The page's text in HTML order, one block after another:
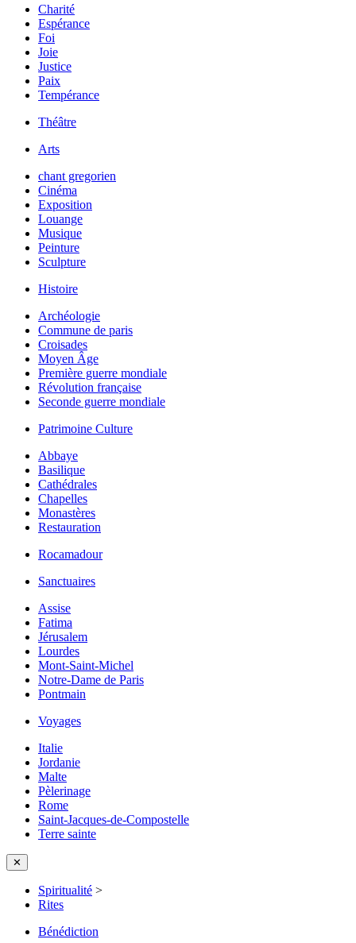
Charité
Espérance
Foi
Joie
Justice
Paix
Tempérance
Théâtre
Arts
chant gregorien
Cinéma
Exposition
Louange
Musique
Peinture
Sculpture
Histoire
Archéologie
Commune de paris
Croisades
Moyen Âge
Première guerre mondiale
Révolution française
Seconde guerre mondiale
Patrimoine Culture
Abbaye
Basilique
Cathédrales
Chapelles
Monastères
Restauration
Rocamadour
Sanctuaires
Assise
Fatima
Jérusalem
Lourdes
Mont-Saint-Michel
Notre-Dame de Paris
Pontmain
Voyages
Italie
Jordanie
Malte
Pèlerinage
Rome
Saint-Jacques-de-Compostelle
Terre sainte
✕
Spiritualité >
Rites
Bénédiction